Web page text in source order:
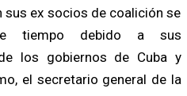
sus ex socios de coalición se
tiempo debido a sus
los gobiernos de Cuba y
el secretario general de la